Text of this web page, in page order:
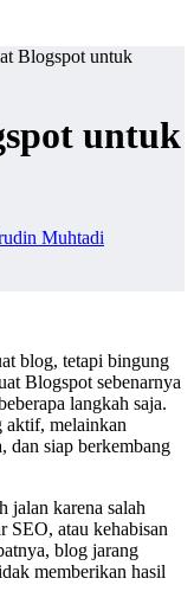
Blogspot untuk
untuk
Muhtadi
blog, tetapi bingung
Blogspot sebenarnya
langkah saja.
aktif, melainkan
dan siap berkembang
jalan karena salah
SEO, atau kehabisan
blog jarang
memberikan hasil